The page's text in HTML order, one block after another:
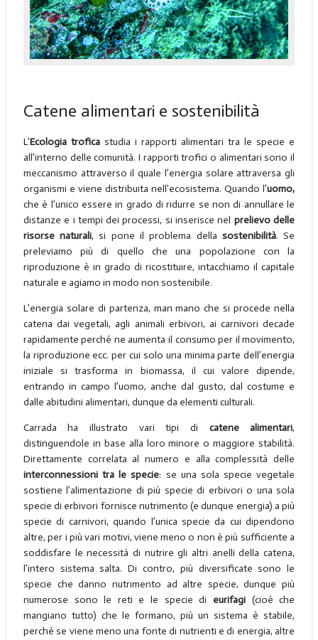
Catene alimentari e sostenibilità
L’Ecologia trofica studia i rapporti alimentari tra le specie e
all’interno delle comunità. I rapporti trofici o alimentari sono il
meccanismo attraverso il quale l’energia solare attraversa gli
organismi e viene distribuita nell’ecosistema. Quando l’uomo,
che è l’unico essere in grado di ridurre se non di annullare le
distanze e i tempi dei processi, si inserisce nel prelievo delle
risorse naturali, si pone il problema della sostenibilità. Se
preleviamo più di quello che una popolazione con la
riproduzione è in grado di ricostituire, intacchiamo il capitale
naturale e agiamo in modo non sostenibile.
L’energia solare di partenza, man mano che si procede nella
catena dai vegetali, agli animali erbivori, ai carnivori decade
rapidamente perché ne aumenta il consumo per il movimento,
la riproduzione ecc. per cui solo una minima parte dell’energia
iniziale si trasforma in biomassa, il cui valore dipende,
entrando in campo l’uomo, anche dal gusto, dal costume e
dalle abitudini alimentari, dunque da elementi culturali.
Carrada ha illustrato vari tipi di catene alimentari,
distinguendole in base alla loro minore o maggiore stabilità.
Direttamente correlata al numero e alla complessità delle
interconnessioni tra le specie: se una sola specie vegetale
sostiene l’alimentazione di più specie di erbivori o una sola
specie di erbivori fornisce nutrimento (e dunque energia) a più
specie di carnivori, quando l’unica specie da cui dipendono
altre, per i più vari motivi, viene meno o non è più sufficiente a
soddisfare le necessità di nutrire gli altri anelli della catena,
l’intero sistema salta. Di contro, più diversificate sono le
specie che danno nutrimento ad altre specie, dunque più
numerose sono le reti e le specie di eurifagi(cioè che
mangiano tutto) che le formano, più un sistema è stabile,
perché se viene meno una fonte di nutrienti e di energia, altre